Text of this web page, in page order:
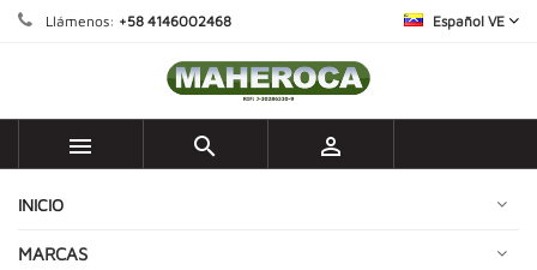
Llámenos: +58 4146002468 Español VE
  
INICIO
MARCAS